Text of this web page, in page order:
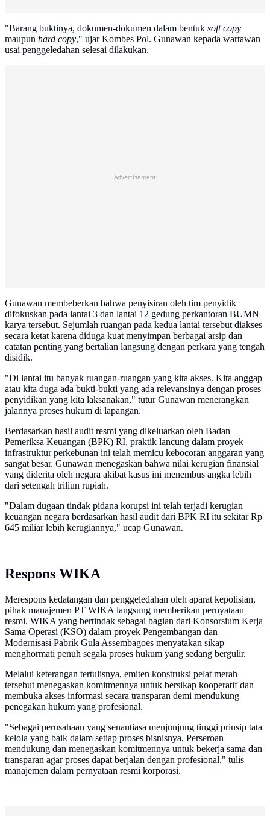
"Barang buktinya, dokumen-dokumen dalam bentuk soft copy
maupun hard copy," ujar Kombes Pol. Gunawan kepada wartawan
usai penggeledahan selesai dilakukan.
Advertisement
Gunawan membeberkan bahwa penyisiran oleh tim penyidik
difokuskan pada lantai 3 dan lantai 12 gedung perkantoran BUMN
karya tersebut. Sejumlah ruangan pada kedua lantai tersebut diakses
secara ketat karena diduga kuat menyimpan berbagai arsip dan
catatan penting yang bertalian langsung dengan perkara yang tengah
disidik.
"Di lantai itu banyak ruangan-ruangan yang kita akses. Kita anggap
atau kita duga ada bukti-bukti yang ada relevansinya dengan proses
penyidikan yang kita laksanakan," tutur Gunawan menerangkan
jalannya proses hukum di lapangan.
Berdasarkan hasil audit resmi yang dikeluarkan oleh Badan
Pemeriksa Keuangan (BPK) RI, praktik lancung dalam proyek
infrastruktur perkebunan ini telah memicu kebocoran anggaran yang
sangat besar. Gunawan menegaskan bahwa nilai kerugian finansial
yang diderita oleh negara akibat kasus ini menembus angka lebih
dari setengah triliun rupiah.
"Dalam dugaan tindak pidana korupsi ini telah terjadi kerugian
keuangan negara berdasarkan hasil audit dari BPK RI itu sekitar Rp
645 miliar lebih kerugiannya," ucap Gunawan.
Respons WIKA
Merespons kedatangan dan penggeledahan oleh aparat kepolisian,
pihak manajemen PT WIKA langsung memberikan pernyataan
resmi. WIKA yang bertindak sebagai bagian dari Konsorsium Kerja
Sama Operasi (KSO) dalam proyek Pengembangan dan
Modernisasi Pabrik Gula Assembagoes menyatakan sikap
menghormati penuh segala proses hukum yang sedang bergulir.
Melalui keterangan tertulisnya, emiten konstruksi pelat merah
tersebut menegaskan komitmennya untuk bersikap kooperatif dan
membuka akses informasi secara transparan demi mendukung
penegakan hukum yang profesional.
"Sebagai perusahaan yang senantiasa menjunjung tinggi prinsip tata
kelola yang baik dalam setiap proses bisnisnya, Perseroan
mendukung dan menegaskan komitmennya untuk bekerja sama dan
transparan agar proses dapat berjalan dengan profesional," tulis
manajemen dalam pernyataan resmi korporasi.